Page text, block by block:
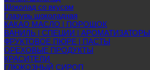
Шоколад со вкусом
Глазурь шоколадная
КАКАО МАСЛО | ПОРОШОК
ВАНИЛЬ | СПЕЦИИ | АРОМАТИЗАТОРЫ
ФРУКТОВОЕ ПЮРЕ | ПАСТЫ
ОРЕХОВЫЕ ПРОДУКТЫ
КРАСИТЕЛИ
ГЛЮКОЗНЫЙ СИРОП